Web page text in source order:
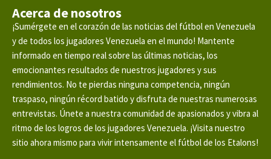
Acerca de nosotros
¡Sumérgete en el corazón de las noticias del fútbol en Venezuela
y de todos los jugadores Venezuela en el mundo! Mantente
informado en tiempo real sobre las últimas noticias, los
emocionantes resultados de nuestros jugadores y sus
rendimientos. No te pierdas ninguna competencia, ningún
traspaso, ningún récord batido y disfruta de nuestras numerosas
entrevistas. Únete a nuestra comunidad de apasionados y vibra al
ritmo de los logros de los jugadores Venezuela. ¡Visita nuestro
sitio ahora mismo para vivir intensamente el fútbol de los Etalons!